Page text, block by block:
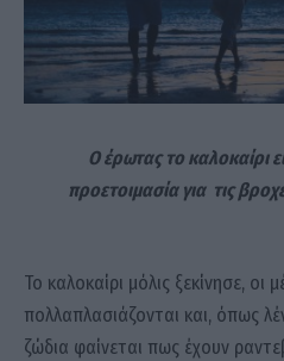
Ο έρωτας το καλοκαίρι
προετοιμασία για τις
Το καλοκαίρι μόλις ξεκίνησε, οι
πολλαπλασιάζονται και, όπως
ζώδια φαίνεται πως έχουν